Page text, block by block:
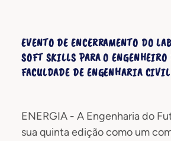
EVENTO DE ENCERRAMENTO DO
SOFT SKILLS PARA O
FACULDADE DE ENGENHARIA
ENERGIA - A Engenharia do
sua quinta edição como um